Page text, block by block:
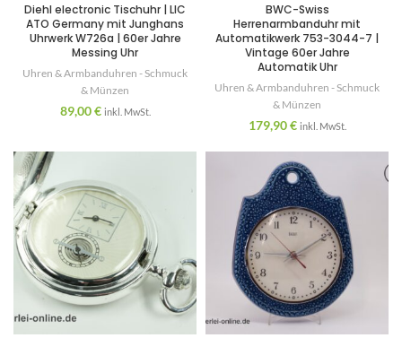
Diehl electronic Tischuhr | LIC
ATO Germany mit Junghans
Uhrwerk W726a | 60er Jahre
Messing Uhr
Uhren & Armbanduhren - Schmuck
& Münzen
89,00€ inkl. MwSt.
BWC-Swiss
Herrenarmbanduhr mit
Automatikwerk 753-3044-7 |
Vintage 60er Jahre
Automatik Uhr
Uhren & Armbanduhren - Schmuck
& Münzen
179,90€ inkl. MwSt.